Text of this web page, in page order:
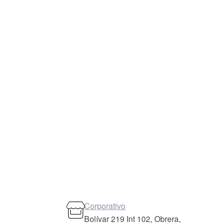
Corporativo
Bolívar 219 Int 102, Obrera,